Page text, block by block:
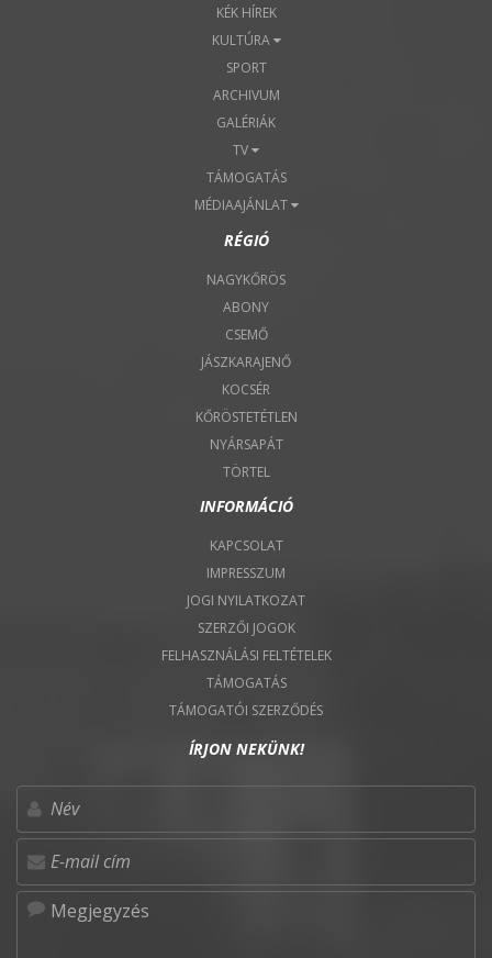
KÉK HÍREK
KULTÚRA
SPORT
ARCHIVUM
GALÉRIÁK
TV
TÁMOGATÁS
MÉDIAAJÁNLAT
RÉGIÓ
NAGYKŐRÖS
ABONY
CSEMŐ
JÁSZKARAJENŐ
KOCSÉR
KŐRÖSTETÉTLEN
NYÁRSAPÁT
TÖRTEL
INFORMÁCIÓ
KAPCSOLAT
IMPRESSZUM
JOGI NYILATKOZAT
SZERZŐI JOGOK
FELHASZNÁLÁSI FELTÉTELEK
TÁMOGATÁS
TÁMOGATÓI SZERZŐDÉS
ÍRJON NEKÜNK!